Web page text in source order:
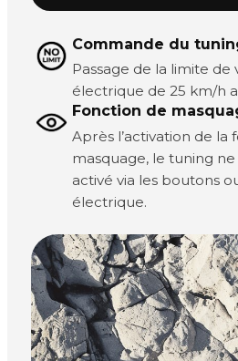
Commande du
Passage de la limite de
électrique de 25 km/h
Fonction de
Après l’activation de la
masquage, le tuning
activé via les boutons
électrique.